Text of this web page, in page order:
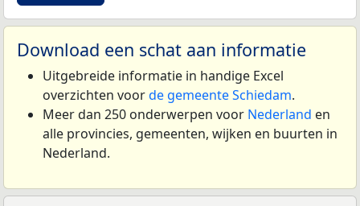
Download een schat aan informatie
Uitgebreide informatie in handige Excel
overzichten voorde gemeente Schiedam.
Meer dan 250 onderwerpen voor Nederland en
alle provincies, gemeenten, wijken en buurten in
Nederland.